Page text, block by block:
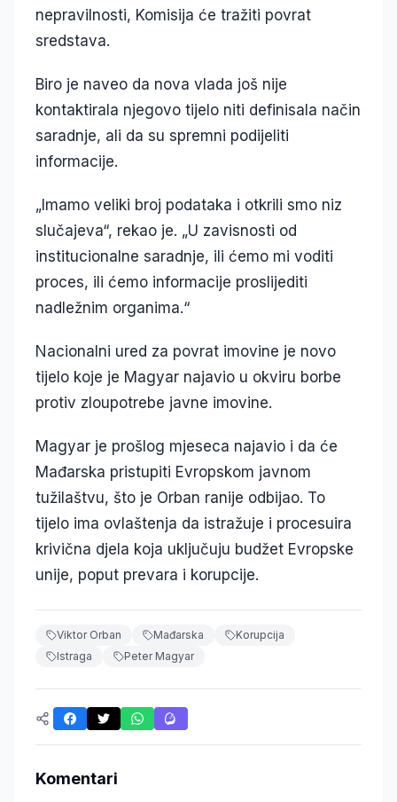
nepravilnosti, Komisija će tražiti povrat
sredstava.
Biro je naveo da nova vlada još nije
kontaktirala njegovo tijelo niti definisala način
saradnje, ali da su spremni podijeliti
informacije.
„Imamo veliki broj podataka i otkrili smo niz
slučajeva“, rekao je. „U zavisnosti od
institucionalne saradnje, ili ćemo mi voditi
proces, ili ćemo informacije proslijediti
nadležnim organima.“
Nacionalni ured za povrat imovine je novo
tijelo koje je Magyar najavio u okviru borbe
protiv zloupotrebe javne imovine.
Magyar je prošlog mjeseca najavio i da će
Mađarska pristupiti Evropskom javnom
tužilaštvu, što je Orban ranije odbijao. To
tijelo ima ovlaštenja da istražuje i procesuira
krivična djela koja uključuju budžet Evropske
unije, poput prevara i korupcije.
Viktor Orban Mađarska
Korupcija
Istraga
Peter Magyar
Komentari